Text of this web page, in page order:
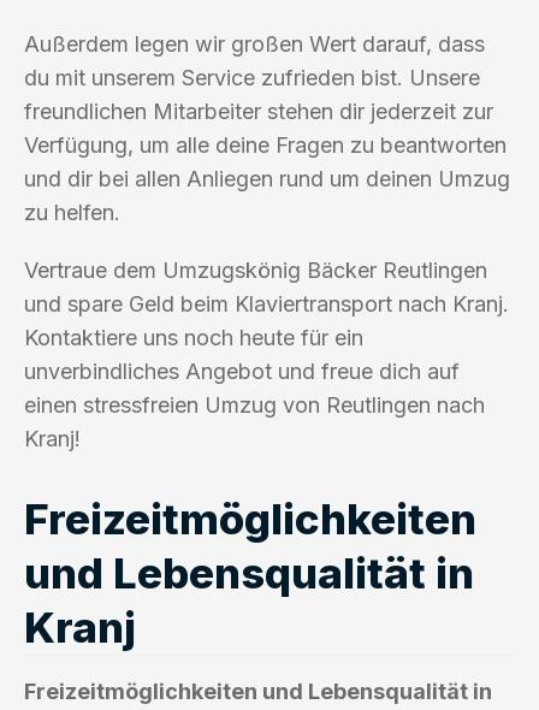
Außerdem legen wir großen Wert darauf, dass
du mit unserem Service zufrieden bist. Unsere
freundlichen Mitarbeiter stehen dir jederzeit zur
Verfügung, um alle deine Fragen zu beantworten
und dir bei allen Anliegen rund um deinen Umzug
zu helfen.
Vertraue dem Umzugskönig Bäcker Reutlingen
und spare Geld beim Klaviertransport nach Kranj.
Kontaktiere uns noch heute für ein
unverbindliches Angebot und freue dich auf
einen stressfreien Umzug von Reutlingen nach
Kranj!
Freizeitmöglichkeiten
und Lebensqualität in
Kranj
Freizeitmöglichkeiten und Lebensqualität in